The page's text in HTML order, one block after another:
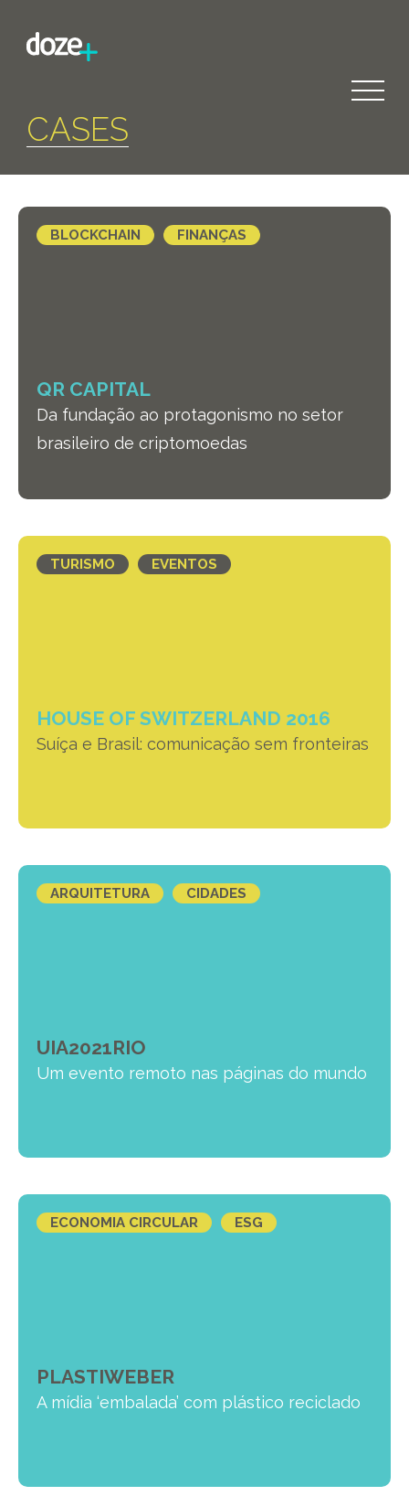
CASES
BLOCKCHAIN FINANÇAS
QR CAPITAL
Da fundação ao protagonismo no setor
brasileiro de criptomoedas
TURISMO EVENTOS
HOUSE OF SWITZERLAND 2016
Suíça e Brasil: comunicação sem fronteiras
ARQUITETURA CIDADES
UIA2021RIO
Um evento remoto nas páginas do mundo
ECONOMIA CIRCULAR ESG
PLASTIWEBER
A mídia ‘embalada’ com plástico reciclado